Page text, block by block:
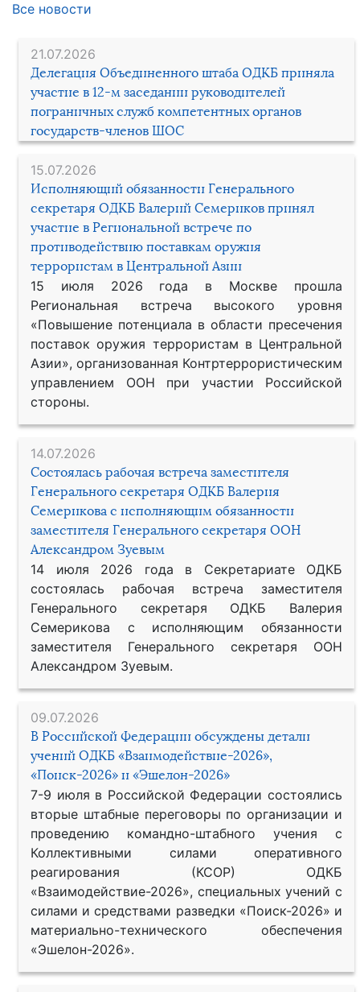
21.07.2026
Делегация Объединенного штаба ОДКБ приняла
участие в 12-м заседании руководителей
пограничных служб компетентных органов
государств-членов ШОС
15.07.2026
Исполняющий обязанности Генерального
секретаря ОДКБ Валерий Семериков принял
участие в Региональной встрече по
противодействию поставкам оружия
террористам в Центральной Азии
15 июля 2026 года в Москве прошла
Региональная встреча высокого уровня
«Повышение потенциала в области пресечения
поставок оружия террористам в Центральной
Азии», организованная Контртеррористическим
управлением ООН при участии Российской
стороны.
14.07.2026
Состоялась рабочая встреча заместителя
Генерального секретаря ОДКБ Валерия
Семерикова с исполняющим обязанности
заместителя Генерального секретаря ООН
Александром Зуевым
14 июля 2026 года в Секретариате ОДКБ
состоялась рабочая встреча заместителя
Генерального секретаря ОДКБ Валерия
Семерикова с исполняющим обязанности
заместителя Генерального секретаря ООН
Александром Зуевым.
09.07.2026
В Российской Федерации обсуждены детали
учений ОДКБ «Взаимодействие-2026»,
«Поиск-2026» и «Эшелон-2026»
7-9 июля в Российской Федерации состоялись
вторые штабные переговоры по организации и
проведению командно-штабного учения с
Коллективными силами оперативного
реагирования (КСОР) ОДКБ
«Взаимодействие-2026», специальных учений с
силами и средствами разведки «Поиск-2026» и
материально-технического обеспечения
«Эшелон-2026».
Все новости